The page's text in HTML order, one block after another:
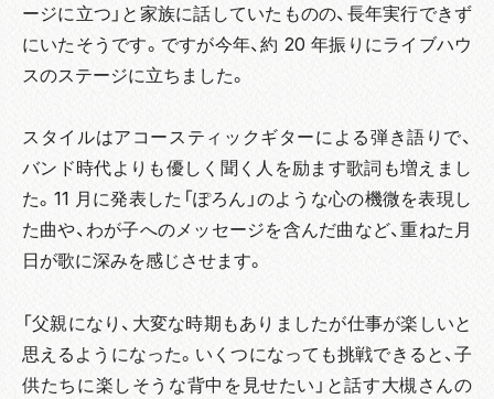
ージに立つ」と家族に話していたものの、長年実行できず
にいたそうです。ですが今年、約 20 年振りにライブハウ
スのステージに立ちました。
スタイルはアコースティックギターによる弾き語りで、
バンド時代よりも優しく聞く人を励ます歌詞も増えまし
た。11 月に発表した「ぽろん」のような心の機微を表現し
た曲や、わが子へのメッセージを含んだ曲など、重ねた月
日が歌に深みを感じさせます。
「父親になり、大変な時期もありましたが仕事が楽しいと
思えるようになった。いくつになっても挑戦できると、子
供たちに楽しそうな背中を見せたい」と話す大槻さんの